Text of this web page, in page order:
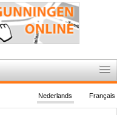
Français
Nederlands